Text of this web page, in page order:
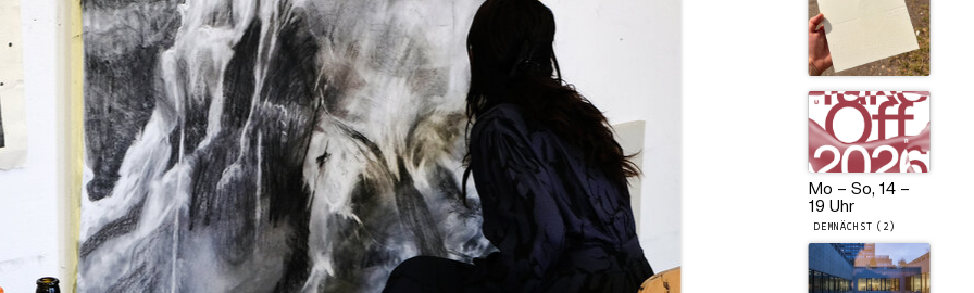
Mo – So, 14 –
19 Uhr
DEMNÄCHST (2)